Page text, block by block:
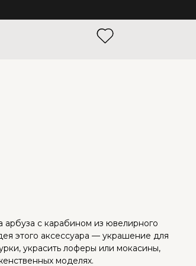
с карабином из ювелирного
этого аксессуара — украшение для
украсить лоферы или мокасины,
моделях.